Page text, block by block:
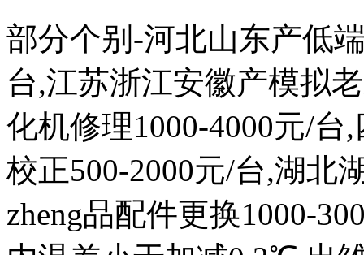
部分个别-河北山东产低
台,江苏浙江安徽产模拟
化机修理1000-4000元/
校正500-2000元/台,湖北
zheng品配件更换1000-